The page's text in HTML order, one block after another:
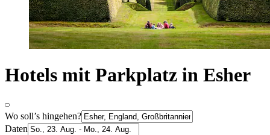
Hotels mit Parkplatz in Esher
Wo soll’s hingehen?
Daten